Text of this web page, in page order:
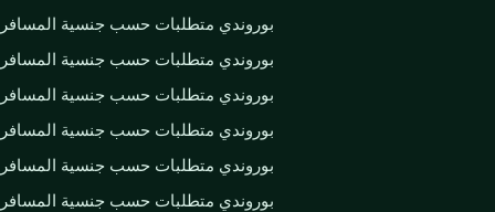
بوروندي متطلبات حسب جنسية المسافر
بوروندي متطلبات حسب جنسية المسافر
بوروندي متطلبات حسب جنسية المسافر
بوروندي متطلبات حسب جنسية المسافر
بوروندي متطلبات حسب جنسية المسافر
بوروندي متطلبات حسب جنسية المسافر